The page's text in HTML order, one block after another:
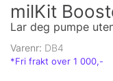
milKit
Lar deg pumpe
Varenr: DB4